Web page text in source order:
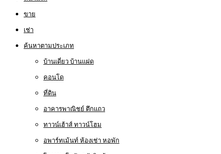
ขาย
เช่า
ค้นหาตามประเภท
บ้านเดี่ยว บ้านแฝด
คอนโด
ที่ดิน
อาคารพาณิชย์ ตึกแถว
ทาวน์เฮ้าส์ ทาวน์โฮม
อพาร์ทเม้นท์ ห้องเช่า หอพัก